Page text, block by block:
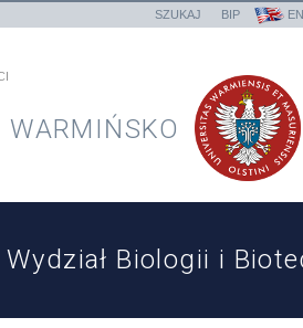
SZUKAJ BIP
WARMIŃSKO
Wydział Biologii i